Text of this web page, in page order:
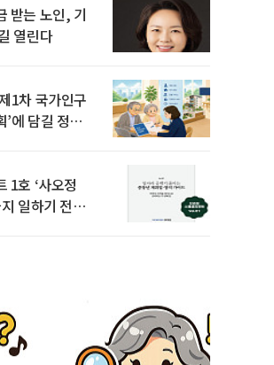
받는 노인, 기
열린다
1차 국가인구
’에 담길 정책
1호 ‘사오정
일하기 전략’